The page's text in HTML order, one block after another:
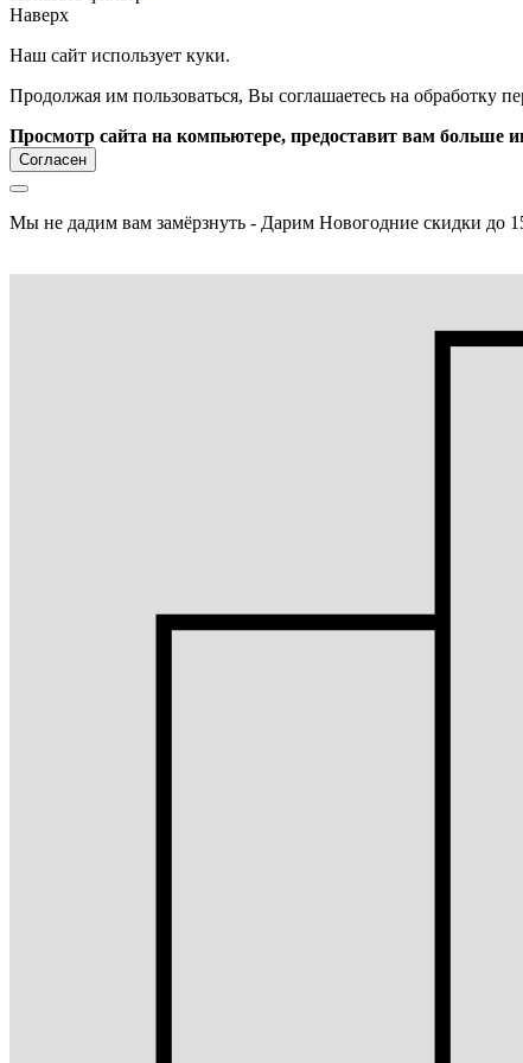
Наверх
Наш сайт использует куки.
Продолжая им пользоваться, Вы соглашаетесь на обработку
Просмотр сайта на компьютере, предоставит вам больше
Согласен
Мы не дадим вам замёрзнуть - Дарим Новогодние скидки до